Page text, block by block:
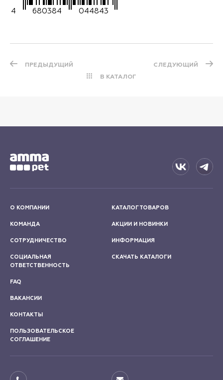
4 680384 044843
ПРЕДЫДУЩИЙ
В КАТАЛОГ
СЛЕДУЮЩИЙ
О КОМПАНИИ
КОМАНДА
СОТРУДНИЧЕСТВО
СОЦИАЛЬНАЯ
ОТВЕТСТВЕННОСТЬ
КАТАЛОГ ТОВАРОВ
АКЦИИ И НОВИНКИ
ИНФОРМАЦИЯ
СКАЧАТЬ КАТАЛОГИ
FAQ
ВАКАНСИИ
КОНТАКТЫ
ПОЛЬЗОВАТЕЛЬСКОЕ
СОГЛАШЕНИЕ